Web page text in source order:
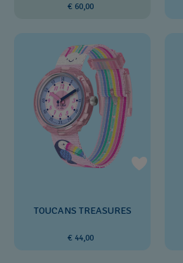
€ 60,00
TOUCANS TREASURES
€ 44,00